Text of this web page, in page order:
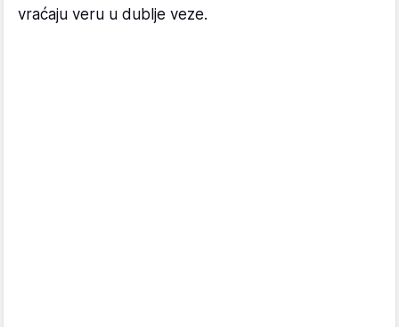
vraćaju veru u dublje veze.